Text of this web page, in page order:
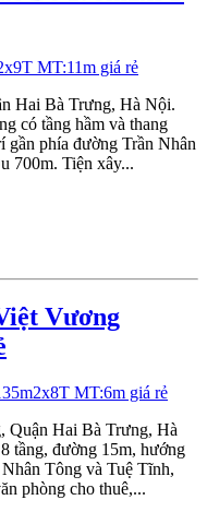
Hai Bà Trưng, Hà Nội.
có tầng hầm và thang
phía đường Trần Nhân
700m. Tiện xây...
Vương
Quận Hai Bà Trưng, Hà
tầng, đường 15m, hướng
Tông và Tuệ Tĩnh,
phòng cho thuê,...